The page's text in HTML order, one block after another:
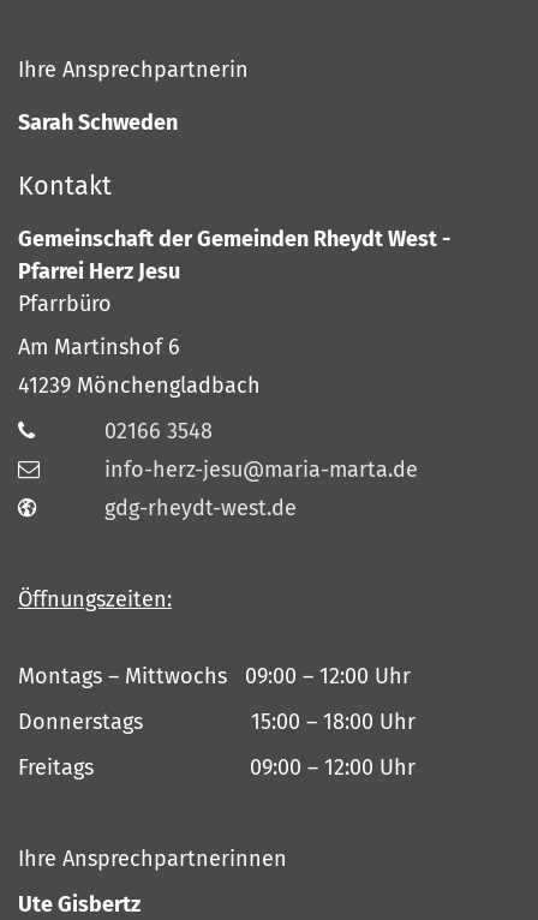
Ihre Ansprechpartnerin
Sarah Schweden
Kontakt
Gemeinschaft der Gemeinden Rheydt West -
Pfarrei Herz Jesu
Pfarrbüro
Am Martinshof 6
41239 Mönchengladbach
02166 3548
info-herz-jesu@maria-marta.de
gdg-rheydt-west.de
Öffnungszeiten:
Montags – Mittwochs 09:00 – 12:00 Uhr
Donnerstags 15:00 – 18:00 Uhr
Freitags 09:00 – 12:00 Uhr
Ihre Ansprechpartnerinnen
Ute Gisbertz